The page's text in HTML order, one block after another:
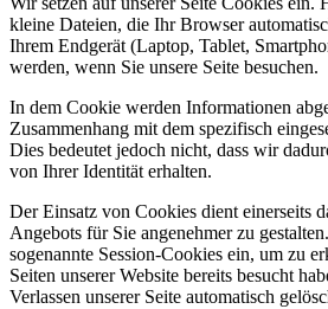
kleine Dateien, die Ihr Browser
Ihrem Endgerät (Laptop, Tablet,
werden, wenn Sie unsere Seite besuchen.
In dem Cookie werden Informationen
Zusammenhang mit dem spezifisch
Dies bedeutet jedoch nicht, dass wir
von Ihrer Identität erhalten.
Der Einsatz von Cookies dient einerseits
Angebots für Sie angenehmer zu
sogenannte Session-Cookies ein, um zu
Seiten unserer Website bereits besucht
Verlassen unserer Seite automatisch